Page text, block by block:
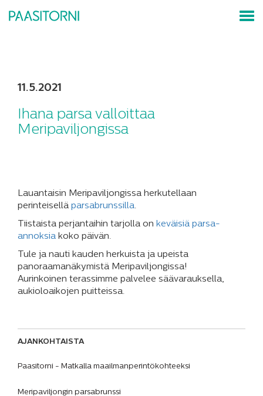
11.5.2021
Ihana parsa valloittaa
Meripaviljongissa
Lauantaisin Meripaviljongissa herkutellaan
perinteisellä parsabrunssilla.
Tiistaista perjantaihin tarjolla on keväisiä parsa-
annoksia koko päivän.
Tule ja nauti kauden herkuista ja upeista
panoraamanäkymistä Meripaviljongissa!
Aurinkoinen terassimme palvelee säävarauksella,
aukioloaikojen puitteissa.
AJANKOHTAISTA
Paasitorni - Matkalla maailmanperintökohteeksi
Meripaviljongin parsabrunssi